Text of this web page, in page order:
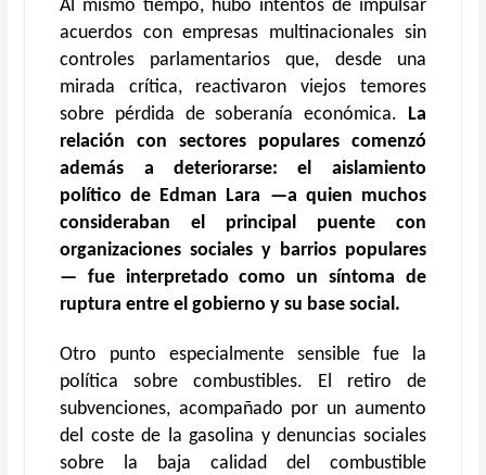
Al mismo tiempo, hubo intentos de impulsar
acuerdos con empresas multinacionales sin
controles parlamentarios que, desde una
mirada crítica, reactivaron viejos temores
sobre pérdida de soberanía económica. La
relación con sectores populares comenzó
además a deteriorarse: el aislamiento
político de Edman Lara —a quien muchos
consideraban el principal puente con
organizaciones sociales y barrios populares
— fue interpretado como un síntoma de
ruptura entre elgobierno y su base social.
Otro punto especialmente sensible fue la
política sobre combustibles. El retiro de
subvenciones, acompañado por un aumento
del coste de la gasolina y denuncias sociales
sobre la baja calidad del combustible